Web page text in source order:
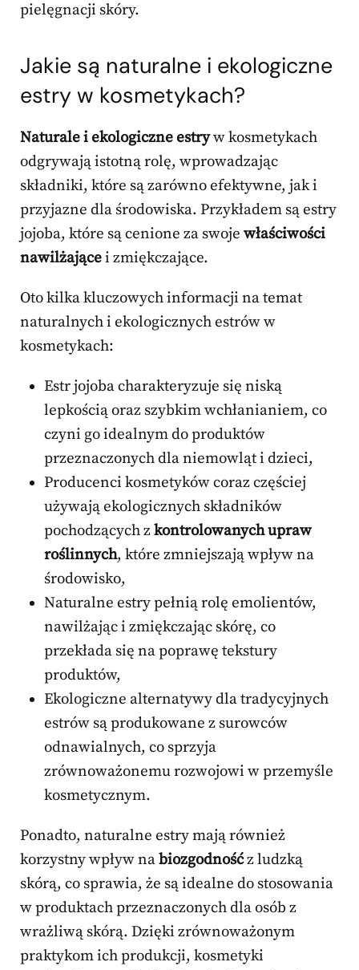
pielęgnacji skóry.
Jakie są naturalne i ekologiczne
estry w kosmetykach?
Naturale i ekologiczne estryw kosmetykach
odgrywają istotną rolę, wprowadzając
składniki, które są zarówno efektywne, jak i
przyjazne dla środowiska. Przykładem są estry
jojoba, które są cenione za swoje właściwości
nawilżającei zmiękczające.
Oto kilka kluczowych informacji na temat
naturalnych i ekologicznych estrów w
kosmetykach:
Estr jojoba charakteryzuje się niską
lepkością oraz szybkim wchłanianiem, co
czyni go idealnym do produktów
przeznaczonych dla niemowląt i dzieci,
Producenci kosmetyków coraz częściej
używają ekologicznych składników
pochodzących zkontrolowanych upraw
roślinnych, które zmniejszają wpływ na
środowisko,
Naturalne estry pełnią rolę emolientów,
nawilżając i zmiękczając skórę, co
przekłada się na poprawę tekstury
produktów,
Ekologiczne alternatywy dla tradycyjnych
estrów są produkowane z surowców
odnawialnych, co sprzyja
zrównoważonemu rozwojowi w przemyśle
kosmetycznym.
Ponadto, naturalne estry mają również
korzystny wpływ nabiozgodnośćz ludzką
skórą, co sprawia, że są idealne do stosowania
w produktach przeznaczonych dla osób z
wrażliwą skórą. Dzięki zrównoważonym
praktykom ich produkcji, kosmetyki